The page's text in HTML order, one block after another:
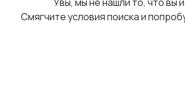
Смягчите условия поиска и